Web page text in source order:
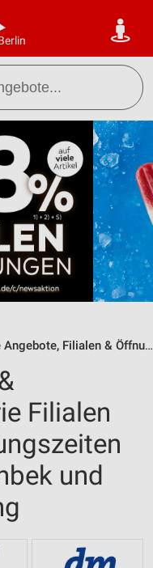
Filialen & Öffnungszeiten
Filialen
und